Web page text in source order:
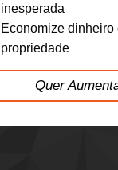
inesperada
Economize
propriedade
Quer